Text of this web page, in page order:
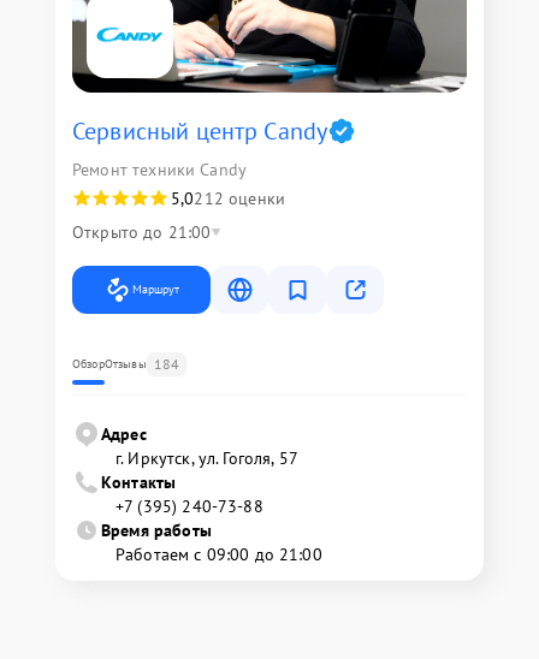
Сервисный центр Candy
Ремонт техники Candy
5,0212 оценки
Открыто до 21:00
Маршрут
ОбзорОтзывы 184
Адрес
г. Иркутск, ул. ​Гоголя, 57
Контакты
+7 (395) 240-73-88
Время работы
Работаем с 09:00 до 21:00